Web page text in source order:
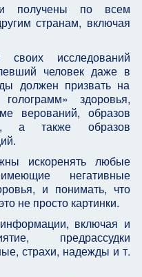
получены по всем
странам, включая
своих исследований
человек даже в
должен призвать на
здоровья,
верований, образов
а также образов
искоренять любые
негативные
и понимать, что
не просто картинки.
включая и
предрассудки
страхи, надежды и т.